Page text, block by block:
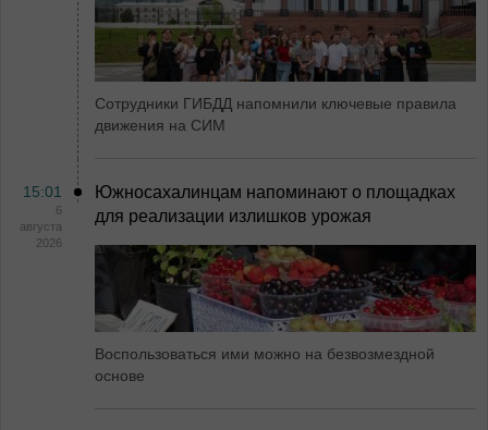
Сотрудники ГИБДД напомнили ключевые правила
движения на СИМ
15:01
6
августа
2026
Южносахалинцам напоминают о площадках
для реализации излишков урожая
Воспользоваться ими можно на безвозмездной
основе